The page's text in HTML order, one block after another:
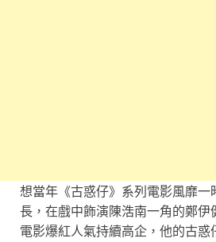
想當年《古惑仔》系列電影風靡一
長，在戲中飾演陳浩南一角的鄭伊
電影爆紅人氣持續高企，他的古惑